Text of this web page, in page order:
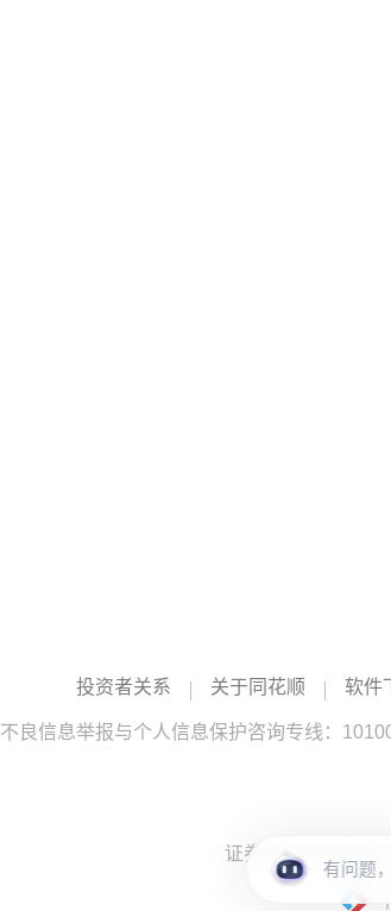
投资者关系 关于同花顺 软件
不良信息举报与个人信息保护咨询专线：
证券投资咨询服务